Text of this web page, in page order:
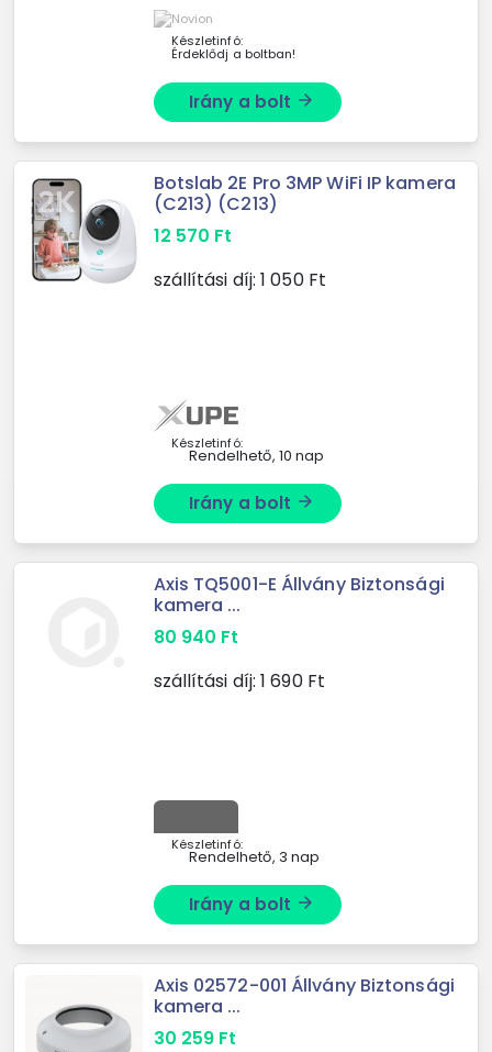
Készletinfó:
Érdeklődj a boltban!
Irány a bolt arrow_forward
Botslab 2E Pro 3MP WiFi IP kamera
(C213) (C213)
12 570 Ft
szállítási díj: 1 050Ft
Készletinfó:
Rendelhető, 10 nap
Irány a bolt arrow_forward
Axis TQ5001-E Állvány Biztonsági
kamera ...
80 940 Ft
szállítási díj: 1 690Ft
Készletinfó:
Rendelhető, 3 nap
Irány a bolt arrow_forward
Axis 02572-001 Állvány Biztonsági
kamera ...
30 259 Ft